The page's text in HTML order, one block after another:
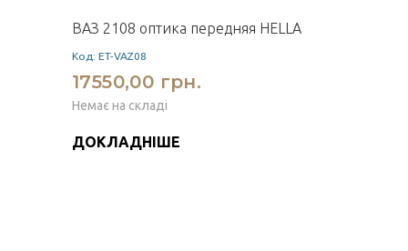
ВАЗ 2108 оптика передняя HELLA
Код: ET-VAZ08
17550,00 грн.
Немає на складі
ДОКЛАДНІШЕ